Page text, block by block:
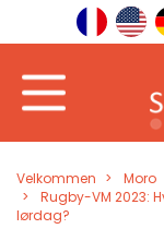
Velkommen Moro
Rugby-VM 2023:
lørdag?